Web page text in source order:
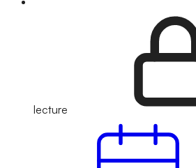
lecture